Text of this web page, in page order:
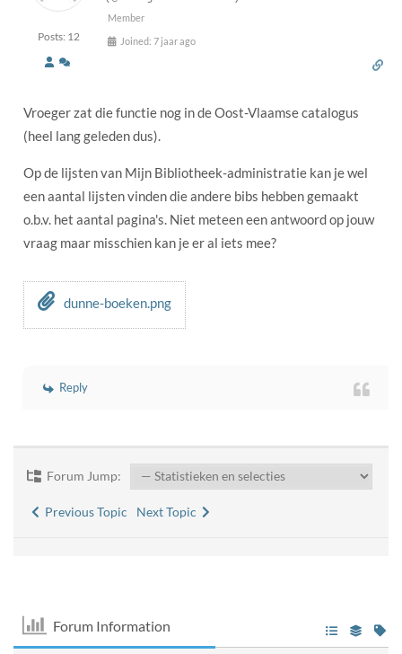
Posts: 12
Member
Joined: 7 jaar ago
Vroeger zat die functie nog in de Oost-Vlaamse catalogus
(heel lang geleden dus).
Op de lijsten van Mijn Bibliotheek-administratie kan je wel
een aantal lijsten vinden die andere bibs hebben gemaakt
o.b.v. het aantal pagina's. Niet meteen een antwoord op jouw
vraag maar misschien kan je er al iets mee?
dunne-boeken.png
Reply
Forum Jump:
Previous Topic Next Topic
Forum Information